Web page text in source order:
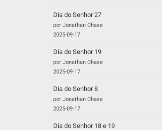
Dia do Senhor 27
por Jonathan Chase
2025-09-17
Dia do Senhor 19
por Jonathan Chase
2025-09-17
Dia do Senhor 8
por Jonathan Chase
2025-09-17
Dia do Senhor 18 e 19